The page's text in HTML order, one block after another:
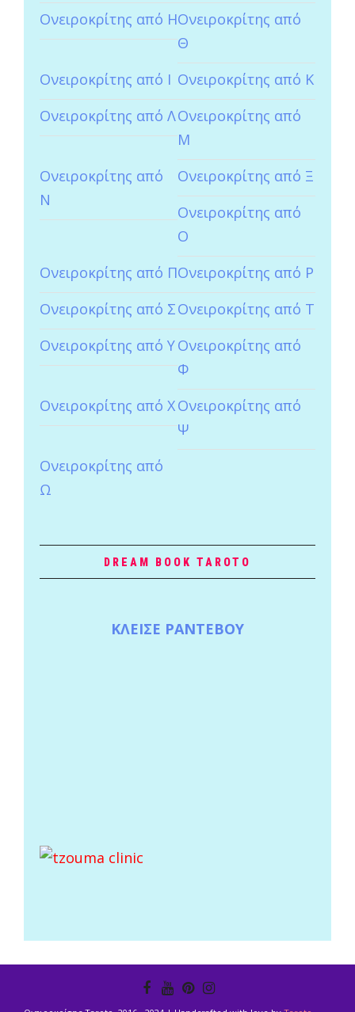
Ονειροκρίτης από ΗΟνειροκρίτης από
Θ
Ονειροκρίτης από Ι Ονειροκρίτης από Κ
Ονειροκρίτης από ΛΟνειροκρίτης από
Μ
Ονειροκρίτης από
Ν
Ονειροκρίτης από Ξ
Ονειροκρίτης από
Ο
Ονειροκρίτης από ΠΟνειροκρίτης από Ρ
Ονειροκρίτης από ΣΟνειροκρίτης από Τ
Ονειροκρίτης από ΥΟνειροκρίτης από
Φ
Ονειροκρίτης από ΧΟνειροκρίτης από
Ψ
Ονειροκρίτης από
Ω
DREAM BOOK TAROTO
ΚΛΕΙΣΕ ΡΑΝΤΕΒΟΥ